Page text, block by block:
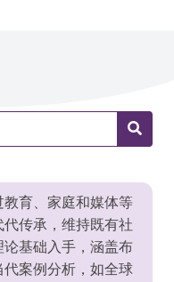
育、家庭和媒体等
传承，维持既有社
基础入手，涵盖布
案例分析，如全球